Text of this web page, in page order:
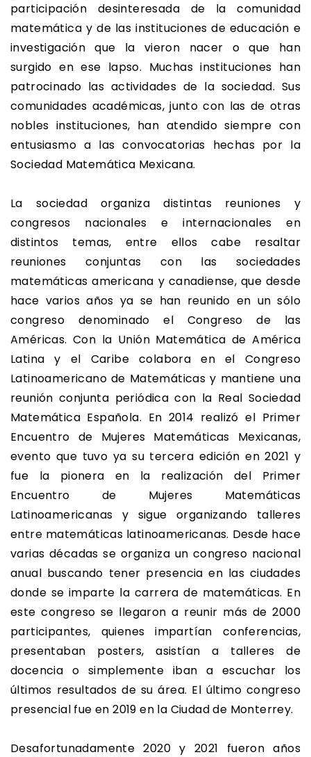
participación desinteresada de la comunidad
matemática y de las instituciones de educación e
investigación que la vieron nacer o que han
surgido en ese lapso. Muchas instituciones han
patrocinado las actividades de la sociedad. Sus
comunidades académicas, junto con las de otras
nobles instituciones, han atendido siempre con
entusiasmo a las convocatorias hechas por la
Sociedad Matemática Mexicana.
La sociedad organiza distintas reuniones y
congresos nacionales e internacionales en
distintos temas, entre ellos cabe resaltar
reuniones conjuntas con las sociedades
matemáticas americana y canadiense, que desde
hace varios años ya se han reunido en un sólo
congreso denominado el Congreso de las
Américas. Con la Unión Matemática de América
Latina y el Caribe colabora en el Congreso
Latinoamericano de Matemáticas y mantiene una
reunión conjunta periódica con la Real Sociedad
Matemática Española. En 2014 realizó el Primer
Encuentro de Mujeres Matemáticas Mexicanas,
evento que tuvo ya su tercera edición en 2021 y
fue la pionera en la realización del Primer
Encuentro de Mujeres Matemáticas
Latinoamericanas y sigue organizando talleres
entre matemáticas latinoamericanas. Desde hace
varias décadas se organiza un congreso nacional
anual buscando tener presencia en las ciudades
donde se imparte la carrera de matemáticas. En
este congreso se llegaron a reunir más de 2000
participantes, quienes impartían conferencias,
presentaban posters, asistían a talleres de
docencia o simplemente iban a escuchar los
últimos resultados de su área. El último congreso
presencial fue en 2019 en la Ciudad de Monterrey.
Desafortunadamente 2020 y 2021 fueron años